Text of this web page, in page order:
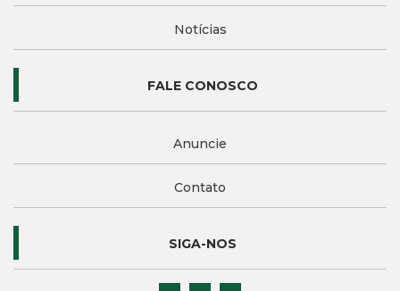
Notícias
FALE CONOSCO
Anuncie
Contato
SIGA-NOS